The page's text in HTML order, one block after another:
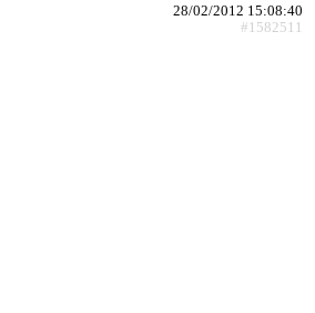
28/02/2012 15:08:40
#1582511